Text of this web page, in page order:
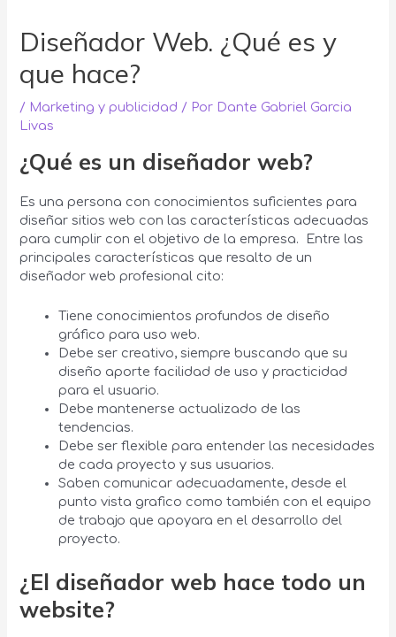
Diseñador Web. ¿Qué es y
que hace?
/ Marketing y publicidad / Por Dante Gabriel Garcia
Livas
¿Qué es un diseñador web?
Es una persona con conocimientos suficientes para
diseñar sitios web con las características adecuadas
para cumplir con el objetivo de la empresa. Entre las
principales características que resalto de un
diseñador web profesional cito:
Tiene conocimientos profundos de diseño
gráfico para uso web.
Debe ser creativo, siempre buscando que su
diseño aporte facilidad de uso y practicidad
para el usuario.
Debe mantenerse actualizado de las
tendencias.
Debe ser flexible para entender las necesidades
de cada proyecto y sus usuarios.
Saben comunicar adecuadamente, desde el
punto vista grafico como también con el equipo
de trabajo que apoyara en el desarrollo del
proyecto.
¿El diseñador web hace todo un
website?